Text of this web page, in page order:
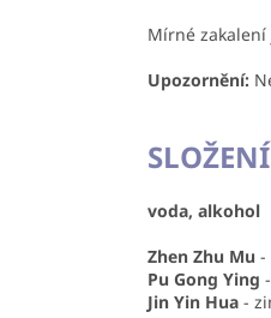
Mírné
Upozornění:
voda, alkohol
Zhen Zhu Mu -
Pu Gong Ying -
Jin Yin Hua -